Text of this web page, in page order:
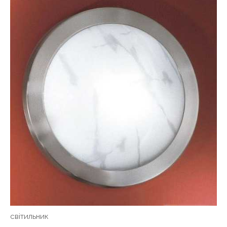
світильник